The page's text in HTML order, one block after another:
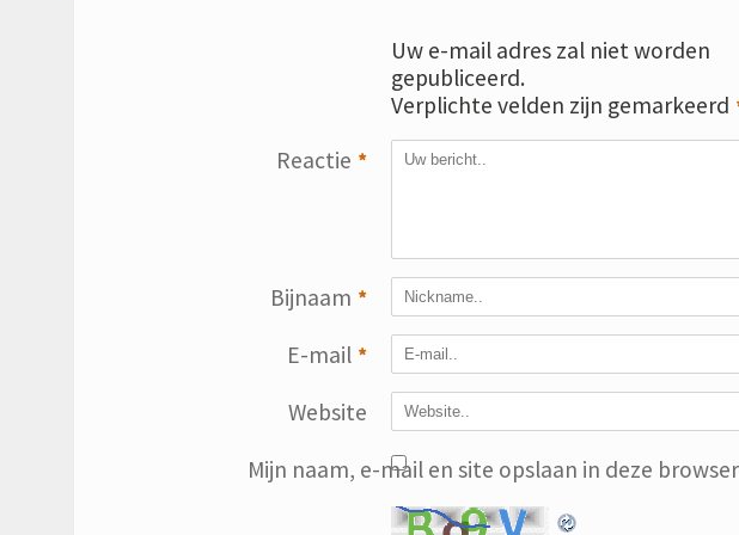
Uw e-mail adres zal niet worden
gepubliceerd.
Verplichte velden zijn gemarkeerd
Reactie *
Bijnaam *
E-mail *
Website
Mijn naam, e-mail en site opslaan in deze